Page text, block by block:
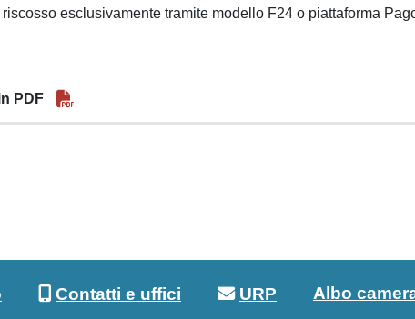
esclusivamente tramite modello F24 o piattaforma
PDF
Contatti e uffici URP Albo